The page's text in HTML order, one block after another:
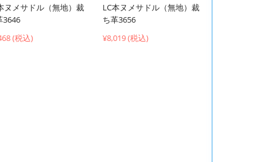
ヌメサドル（無地）裁
3646
(税込)
LC本ヌメサドル（無地）裁
ち革3656
¥8,019 (税込)